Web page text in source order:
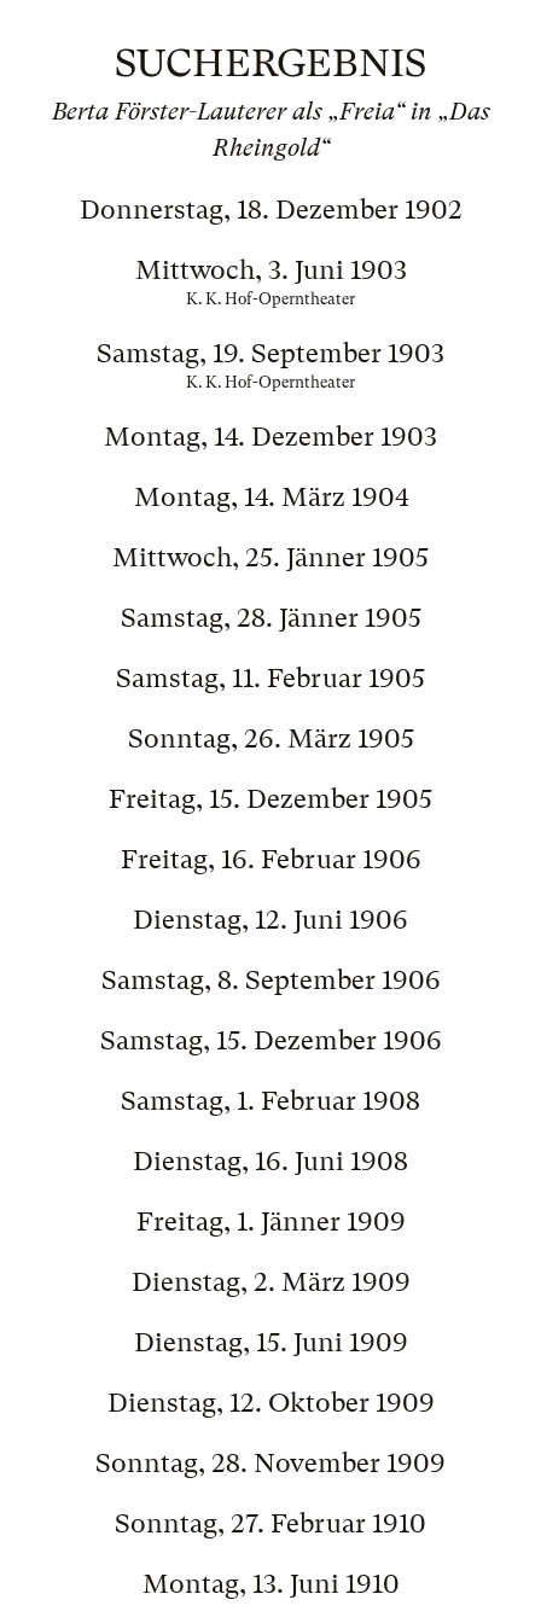
SUCHERGEBNIS
Berta Förster-Lauterer als „Freia“ in „Das
Rheingold“
Donnerstag, 18. Dezember 1902
Mittwoch, 3. Juni 1903
K. K. Hof-Operntheater
Samstag, 19. September 1903
K. K. Hof-Operntheater
Montag, 14. Dezember 1903
Montag, 14. März 1904
Mittwoch, 25. Jänner 1905
Samstag, 28. Jänner 1905
Samstag, 11. Februar 1905
Sonntag, 26. März 1905
Freitag, 15. Dezember 1905
Freitag, 16. Februar 1906
Dienstag, 12. Juni 1906
Samstag, 8. September 1906
Samstag, 15. Dezember 1906
Samstag, 1. Februar 1908
Dienstag, 16. Juni 1908
Freitag, 1. Jänner 1909
Dienstag, 2. März 1909
Dienstag, 15. Juni 1909
Dienstag, 12. Oktober 1909
Sonntag, 28. November 1909
Sonntag, 27. Februar 1910
Montag, 13. Juni 1910